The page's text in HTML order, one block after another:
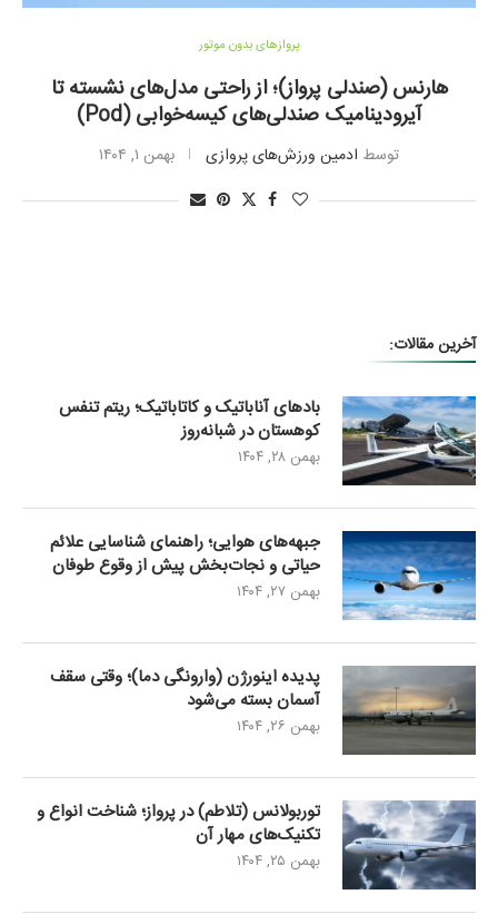
پروازهای بدون موتور
هارنس (صندلی پرواز)؛ از راحتی مدل‌های نشسته تا
آیرودینامیک صندلی‌های کیسه‌خوابی (Pod)
توسط ادمین ورزش‌های پروازی بهمن ۱, ۱۴۰۴
آخرین مقالات:
بادهای آناباتیک و کاتاباتیک؛ ریتم تنفس
کوهستان در شبانه‌روز
بهمن ۲۸, ۱۴۰۴
جبهه‌های هوایی؛ راهنمای شناسایی علائم
حیاتی و نجات‌بخش پیش از وقوع طوفان
بهمن ۲۷, ۱۴۰۴
پدیده اینورژن (وارونگی دما)؛ وقتی سقف
آسمان بسته می‌شود
بهمن ۲۶, ۱۴۰۴
توربولانس (تلاطم) در پرواز؛ شناخت انواع و
تکنیک‌های مهار آن
بهمن ۲۵, ۱۴۰۴